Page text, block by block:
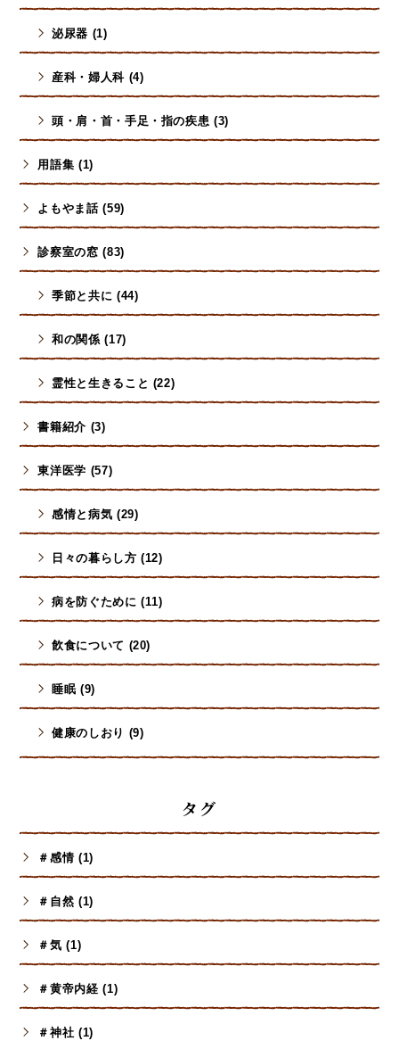
泌尿器 (1)
産科・婦人科 (4)
頭・肩・首・手足・指の疾患 (3)
用語集 (1)
よもやま話 (59)
診察室の窓 (83)
季節と共に (44)
和の関係 (17)
霊性と生きること (22)
書籍紹介 (3)
東洋医学 (57)
感情と病気 (29)
日々の暮らし方 (12)
病を防ぐために (11)
飮食について (20)
睡眠 (9)
健康のしおり (9)
タグ
＃感情 (1)
＃自然 (1)
＃気 (1)
＃黄帝内経 (1)
＃神社 (1)